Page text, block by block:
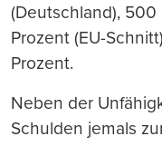
(Deutschland), 500
Prozent (EU-
Prozent.
Neben der
Schulden jemals